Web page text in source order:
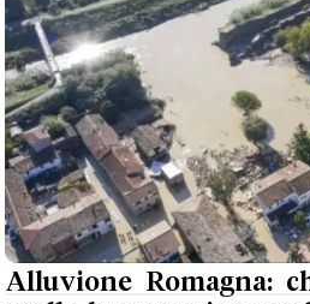
Alluvione Romagna: